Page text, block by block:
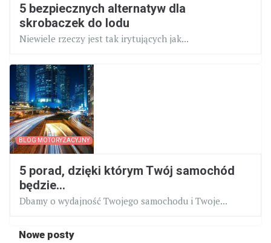
5 bezpiecznych alternatyw dla
skrobaczek do lodu
Niewiele rzeczy jest tak irytujących jak...
BLOG MOTORYZACYJNY
5 porad, dzięki którym Twój samochód
będzie...
Dbamy o wydajność Twojego samochodu i Twoje...
Nowe posty